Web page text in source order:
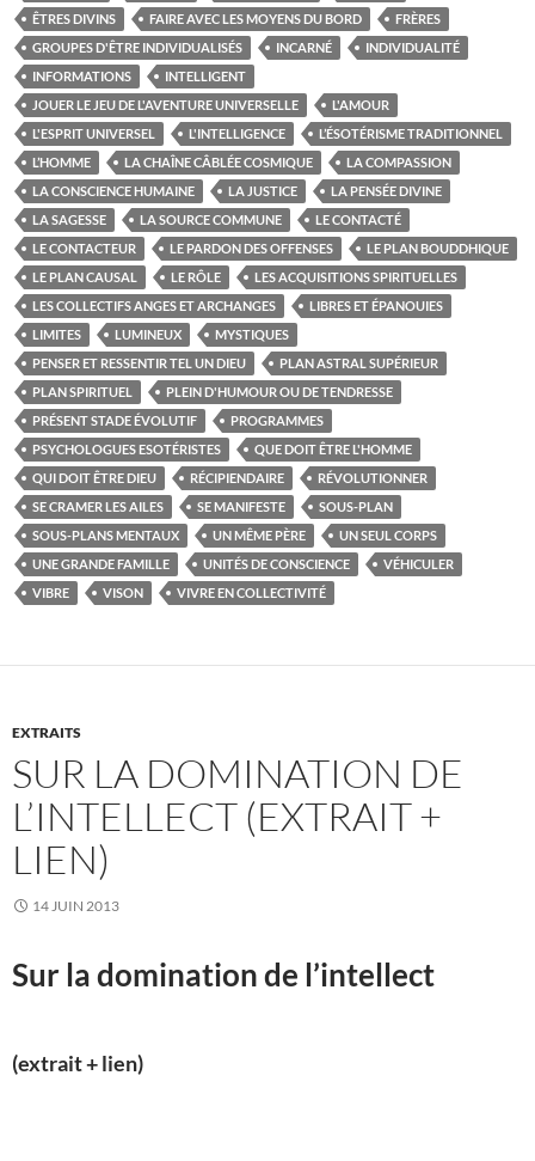
ÊTRES DIVINS FAIRE AVEC LES MOYENS DU BORD
FRÈRES
GROUPES D'ÊTRE INDIVIDUALISÉS
INCARNÉ
INDIVIDUALITÉ
INFORMATIONS
INTELLIGENT
JOUER LE JEU DE L'AVENTURE UNIVERSELLE
L'AMOUR
L'ESPRIT UNIVERSEL
L'INTELLIGENCE
L’ÉSOTÉRISME TRADITIONNEL
L’HOMME
LA CHAÎNE CÂBLÉE COSMIQUE
LA COMPASSION
LA CONSCIENCE HUMAINE
LA JUSTICE
LA PENSÉE DIVINE
LA SAGESSE
LA SOURCE COMMUNE
LE CONTACTÉ
LE CONTACTEUR
LE PARDON DES OFFENSES
LE PLAN BOUDDHIQUE
LE PLAN CAUSAL
LE RÔLE
LES ACQUISITIONS SPIRITUELLES
LES COLLECTIFS ANGES ET ARCHANGES
LIBRES ET ÉPANOUIES
LIMITES
LUMINEUX
MYSTIQUES
PENSER ET RESSENTIR TEL UN DIEU
PLAN ASTRAL SUPÉRIEUR
PLAN SPIRITUEL
PLEIN D'HUMOUR OU DE TENDRESSE
PRÉSENT STADE ÉVOLUTIF
PROGRAMMES
PSYCHOLOGUES ESOTÉRISTES
QUE DOIT ÊTRE L'HOMME
QUI DOIT ÊTRE DIEU
RÉCIPIENDAIRE
RÉVOLUTIONNER
SE CRAMER LES AILES
SE MANIFESTE
SOUS-PLAN
SOUS-PLANS MENTAUX
UN MÊME PÈRE
UN SEUL CORPS
UNE GRANDE FAMILLE
UNITÉS DE CONSCIENCE
VÉHICULER
VIBRE
VISON VIVRE EN COLLECTIVITÉ
EXTRAITS
SUR LA DOMINATION DE
L’INTELLECT (EXTRAIT +
LIEN)
14 JUIN 2013
Sur la domination de l’intellect
(extrait + lien)